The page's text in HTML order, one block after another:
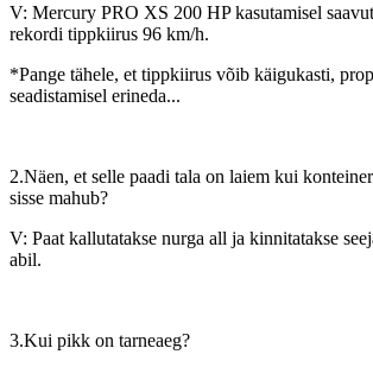
V: Mercury PRO XS 200 HP kasutamisel
rekordi tippkiirus 96 km/h.
*Pange tähele, et tippkiirus võib käigukasti,
seadistamisel erineda...
2.Näen, et selle paadi tala on laiem kui
sisse mahub?
V: Paat kallutatakse nurga all ja kinnitatakse
abil.
3.Kui pikk on tarneaeg?